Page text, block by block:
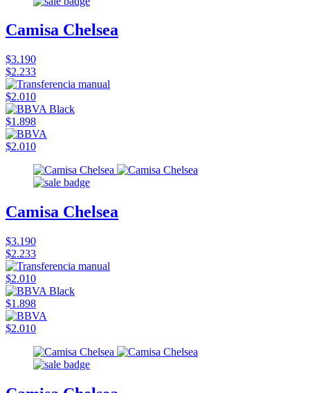
Camisa Chelsea
$3.190
$2.233
$2.010
$1.898
$2.010
Camisa Chelsea
$3.190
$2.233
$2.010
$1.898
$2.010